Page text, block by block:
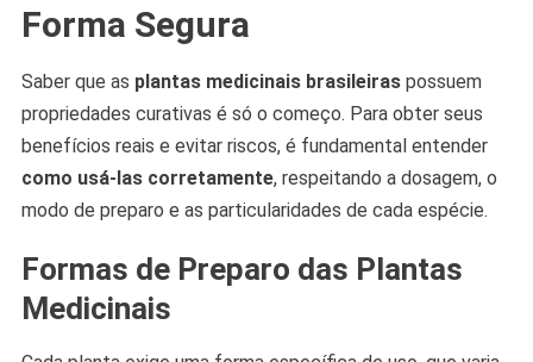
Forma Segura
Saber que as plantas medicinais brasileiraspossuem
propriedades curativas é só o começo. Para obter seus
benefícios reais e evitar riscos, é fundamental entender
como usá-las corretamente, respeitando a dosagem, o
modo de preparo e as particularidades de cada espécie.
Formas de Preparo das Plantas
Medicinais